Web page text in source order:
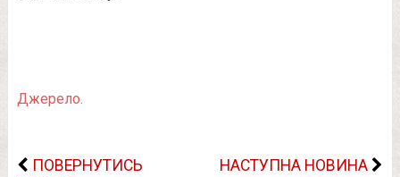
Джерело.
ПОВЕРНУТИСЬ
НАСТУПНА НОВИНА